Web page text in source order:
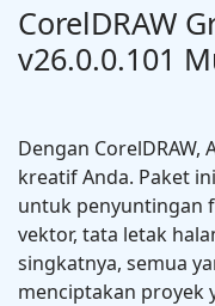
CorelDRAW
v26.0.0.101
Dengan CorelDRAW,
kreatif Anda. Paket
untuk penyuntingan
vektor, tata letak
singkatnya, semua
menciptakan proyek